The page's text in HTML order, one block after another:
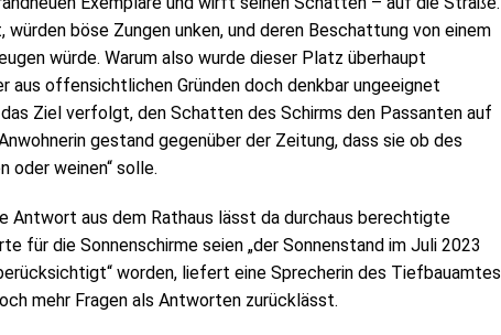
böse Zungen unken, und deren Beschattung von einem
würde. Warum also wurde dieser Platz überhaupt
aus offensichtlichen Gründen doch denkbar ungeeignet
Ziel verfolgt, den Schatten des Schirms den Passanten auf
gestand gegenüber der Zeitung, dass sie ob des
oder weinen“ solle.
aus dem Rathaus lässt da durchaus berechtigte
für die Sonnenschirme seien „der Sonnenstand im Juli 2023
worden, liefert eine Sprecherin des Tiefbauamtes
mehr Fragen als Antworten zurücklässt.